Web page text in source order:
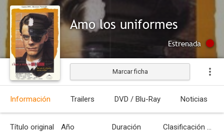
Amo los uniformes
Estrenada
Marcar ficha
Información Trailers DVD / Blu-Ray Noticias
Título original Año Duración Clasificación por edades